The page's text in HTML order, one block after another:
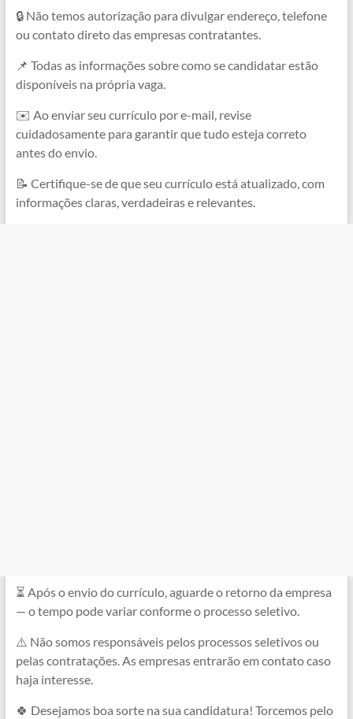
🔒 Não temos autorização para divulgar endereço, telefone
ou contato direto das empresas contratantes.
📌 Todas as informações sobre como se candidatar estão
disponíveis na própria vaga.
✉️ Ao enviar seu currículo por e-mail, revise
cuidadosamente para garantir que tudo esteja correto
antes do envio.
📝 Certifique-se de que seu currículo está atualizado, com
informações claras, verdadeiras e relevantes.
⏳ Após o envio do currículo, aguarde o retorno da empresa
— o tempo pode variar conforme o processo seletivo.
⚠️ Não somos responsáveis pelos processos seletivos ou
pelas contratações. As empresas entrarão em contato caso
haja interesse.
🍀 Desejamos boa sorte na sua candidatura! Torcemos pelo